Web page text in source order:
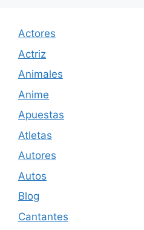
Actores
Actriz
Animales
Anime
Apuestas
Atletas
Autores
Autos
Blog
Cantantes